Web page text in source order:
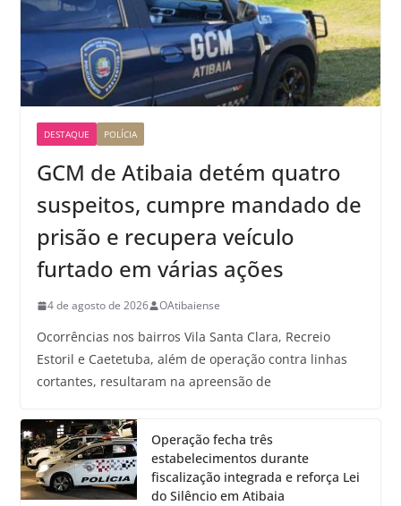
DESTAQUE POLÍCIA
GCM de Atibaia detém quatro
suspeitos, cumpre mandado de
prisão e recupera veículo
furtado em várias ações
4 de agosto de 2026 OAtibaiense
Ocorrências nos bairros Vila Santa Clara, Recreio
Estoril e Caetetuba, além de operação contra linhas
cortantes, resultaram na apreensão de
Operação fecha três
estabelecimentos durante
fiscalização integrada e reforça Lei
do Silêncio em Atibaia